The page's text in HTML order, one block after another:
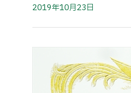
2019年10月23日